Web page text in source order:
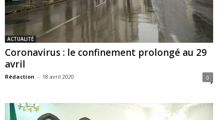
ACTUALITÉ
Coronavirus : le confinement prolongé au 29
avril
Rédaction - 18 avril 2020 0